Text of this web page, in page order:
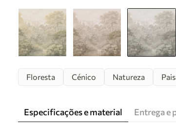
Floresta Cénico Natureza
Especificações e material Entrega e